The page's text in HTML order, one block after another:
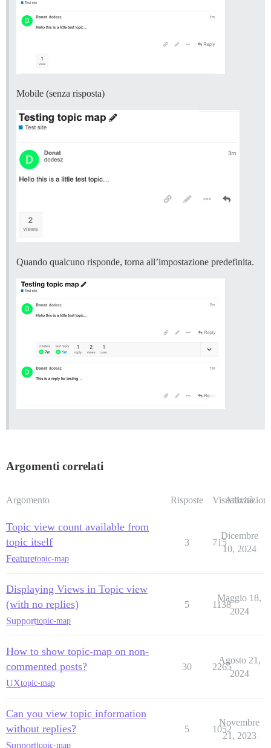
Mobile (senza risposta)
Quando qualcuno risponde, torna all’impostazione predefinita.
Argomenti correlati
Argomento Risposte Visualizzazioni
Attività
Topic view count available from
topic itself
Featuretopic-map
3 715
Dicembre
10, 2024
Displaying Views in Topic view
(with no replies)
Supporttopic-map
5 1138
Maggio 18,
2024
How to show topic-map on non-
commented posts?
UXtopic-map
30 2265
Agosto 21,
2024
Can you view topic information
without replies?
Supporttopic-map
5 1052
Novembre
21, 2023